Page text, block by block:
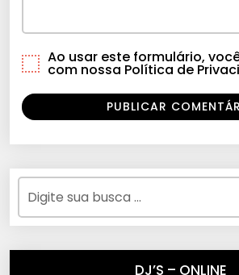
Ao usar este formulário,
com nossa Política de
DJ’S – ONLINE